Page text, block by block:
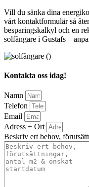
Vill du sänka dina
vårt kontaktformulär så
besparingskalkyl och en
solfångare i Gustafs –
Kontakta oss idag!
Namn
Telefon
Email
Adress + Ort
Beskriv ert behov,